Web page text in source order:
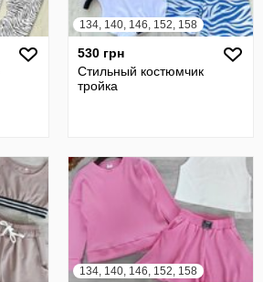
134, 140, 146, 152, 158
530 грн
Стильный костюмчик
тройка
134, 140, 146, 152, 158